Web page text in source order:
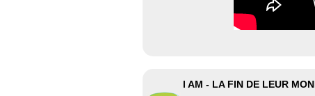
I AM - LA FIN DE LEUR